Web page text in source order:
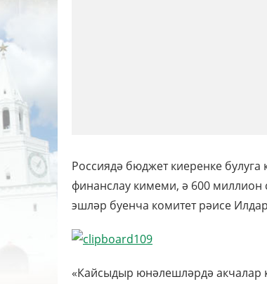
Россиядә бюджет киеренке
финанслау кимеми, ә 600 миллион
эшләр буенча комитет рәисе
«Кайсыдыр юнәлешләрдә акчалар